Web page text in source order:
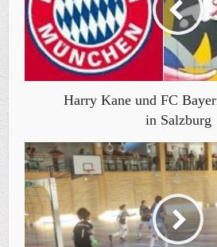
Harry Kane und FC
in Salzburg